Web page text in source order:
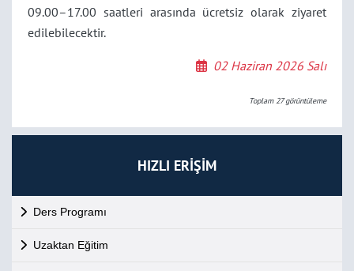
HIZLI ERİŞİM
Ders Programı
Uzaktan Eğitim
09.00–17.00 saatleri arasında ücretsiz olarak ziyaret
edilebilecektir.
02 Haziran 2026 Salı
Toplam27görüntüleme